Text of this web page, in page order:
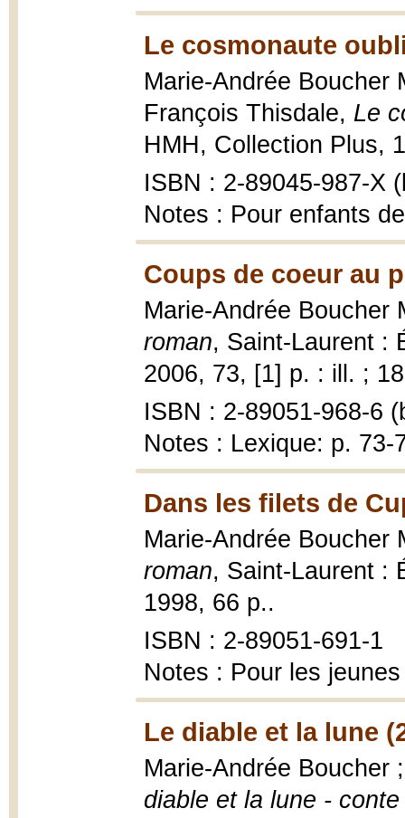
Le cosmonaute
Marie-Andrée Boucher
François Thisdale, Le
HMH, Collection Plus,
ISBN : 2-89045-987-X
Notes : Pour enfants
Coups de coeur au
Marie-Andrée Boucher
roman, Saint-Laurent :
2006, 73, [1] p. : ill. ;
ISBN : 2-89051-968-6
Notes : Lexique: p. 73-
Dans les filets de
Marie-Andrée Boucher
roman, Saint-Laurent :
1998, 66 p..
ISBN : 2-89051-691-1
Notes : Pour les
Le diable et la lune
Marie-Andrée Boucher
diable et la lune -